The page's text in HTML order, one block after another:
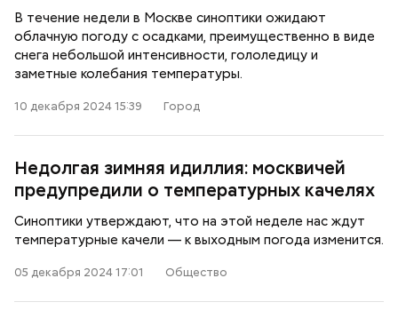
В течение недели в Москве синоптики ожидают
облачную погоду с осадками, преимущественно в виде
снега небольшой интенсивности, гололедицу и
заметные колебания температуры.
10 декабря 2024 15:39 Город
Недолгая зимняя идиллия: москвичей
предупредили о температурных качелях
Синоптики утверждают, что на этой неделе нас ждут
температурные качели — к выходным погода изменится.
05 декабря 2024 17:01 Общество